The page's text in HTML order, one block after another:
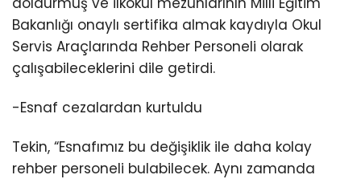
Bakanlığı onaylı sertifika almak kaydıyla Okul
Servis Araçlarında Rehber Personeli olarak
çalışabileceklerini dile getirdi.
-Esnaf cezalardan kurtuldu
Tekin, “Esnafımız bu değişiklik ile daha kolay
rehber personeli bulabilecek. Aynı zamanda